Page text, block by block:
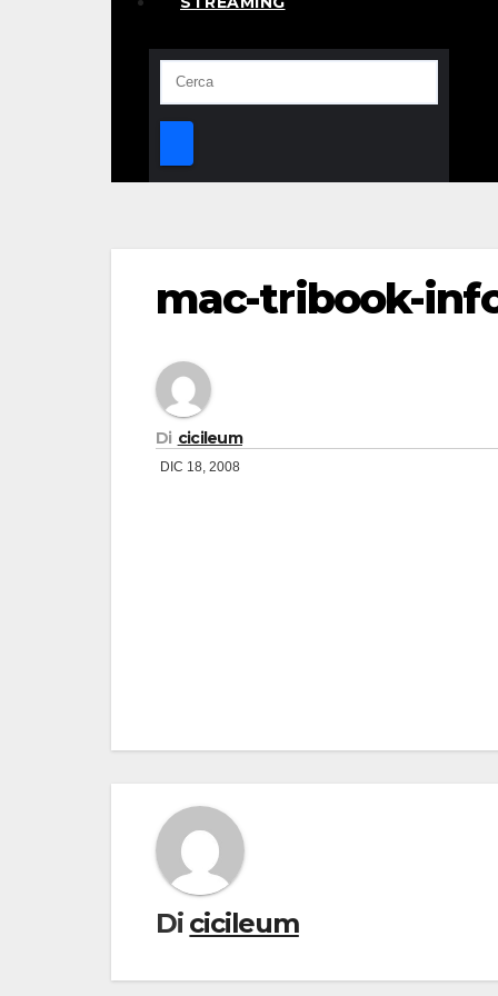
mac-tribook-
Di cicileum
DIC 18, 2008
Di cicileum